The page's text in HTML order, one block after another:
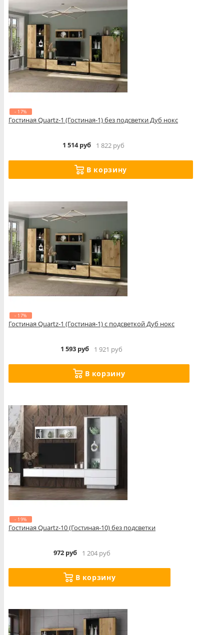
- 17%
Гостиная Quartz-1 (Гостиная-1) без подсветки Дуб нокс
1 514 руб 1 822 руб
В корзину
- 17%
Гостиная Quartz-1 (Гостиная-1) с подсветкой Дуб нокс
1 593 руб 1 921 руб
В корзину
- 19%
Гостиная Quartz-10 (Гостиная-10) без подсветки
972 руб 1 204 руб
В корзину